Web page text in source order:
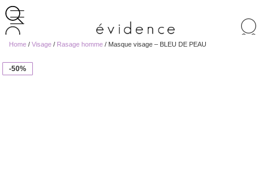
de
Home / Visage / Rasage homme / Masque visage – BLEU DE PEAU
-50%